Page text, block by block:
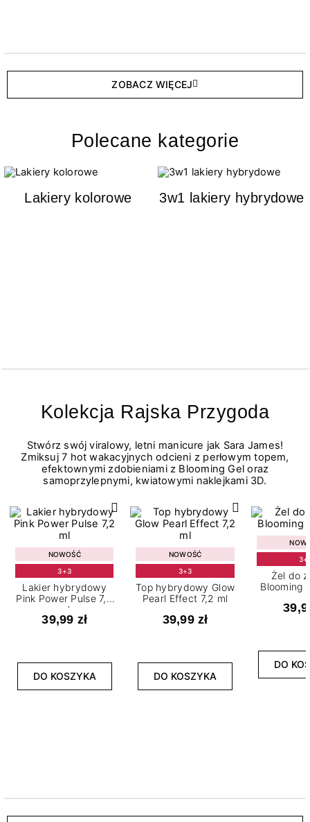
ZOBACZ WIĘCEJ
Polecane kategorie
Lakiery kolorowe 3w1 lakiery hybrydowe
Kolekcja Rajska Przygoda
Stwórz swój viralowy, letni manicure jak Sara James!
Zmiksuj 7 hot wakacyjnych odcieni z perłowym topem,
efektownymi zdobieniami z Blooming Gel oraz
samoprzylepnymi, kwiatowymi naklejkami 3D.
NOWOŚĆ
3+3
Lakier hybrydowy
Pink Power Pulse 7,2
ml
39,99 zł
DO KOSZYKA
NOWOŚĆ
3+3
Top hybrydowy Glow
Pearl Effect 7,2 ml
39,99 zł
DO KOSZYKA
Żel do
Blooming
DO